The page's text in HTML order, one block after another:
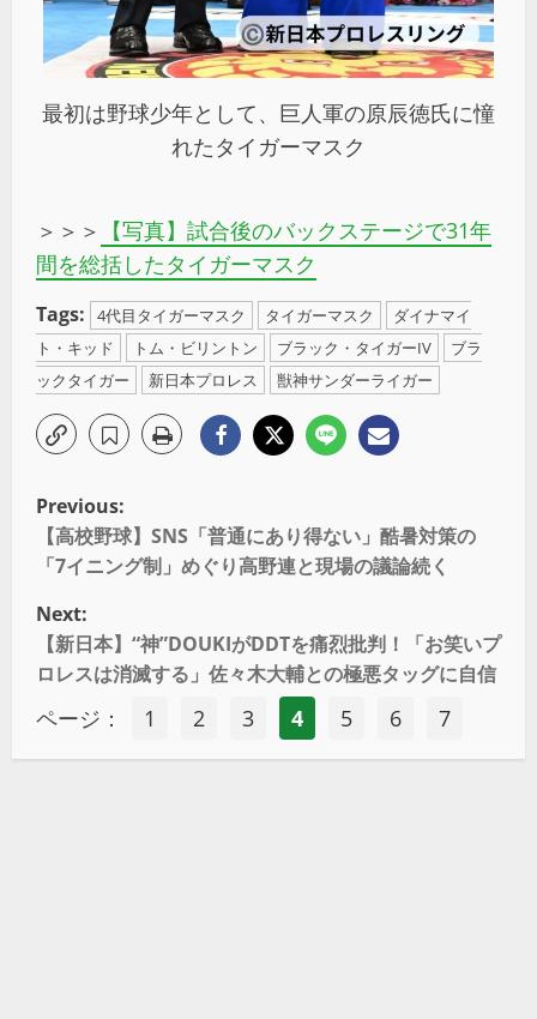
最初は野球少年として、巨人軍の原辰徳氏に憧
れたタイガーマスク
＞＞＞
【写真】試合後のバックステージで31年
間を総括したタイガーマスク
Tags: 4代目タイガーマスク タイガーマスク
ダイナマイ
ト・キッド
トム・ビリントン ブラック・タイガーIV
ブラ
ックタイガー
新日本プロレス 獣神サンダーライガー
Previous:
【高校野球】SNS「普通にあり得ない」酷暑対策の
「7イニング制」めぐり高野連と現場の議論続く
Next:
【新日本】“神”DOUKIがDDTを痛烈批判！「お笑いプ
ロレスは消滅する」佐々木大輔との極悪タッグに自信
ページ： 1 2 3 4 5 6 7